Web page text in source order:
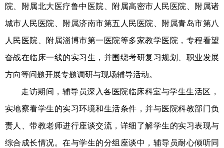
院、附属北大医疗鲁中医院、附属高密市人民医院、附属诸
城市人民医院、附属济南市第五人民医院、附属青岛市第八
人民医院、附属淄博市第一医院等多家教学医院，专程看望
奋战在临床一线的实习生，并围绕考研复习规划、职业发展
方向等问题开展专题调研与现场辅导活动。
走访期间，辅导员深入各医院临床科室与学生生活区，
实地察看学生的实习环境和生活条件，并与医院科教部门负
责人、带教老师进行座谈交流，详细了解学生的实习表现与
综合成长情况。在与学生的分组座谈中，辅导员耐心倾听同